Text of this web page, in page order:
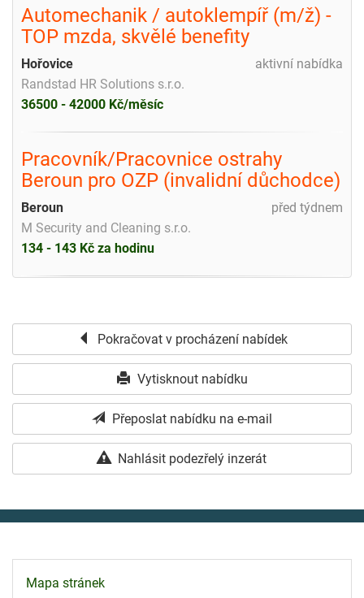
Automechanik / autoklempíř (m/ž) -
TOP mzda, skvělé benefity
aktivní nabídka
Hořovice
Randstad HR Solutions s.r.o.
36500 - 42000 Kč/měsíc
Pracovník/Pracovnice ostrahy
Beroun pro OZP (invalidní důchodce)
před týdnem
Beroun
M Security and Cleaning s.r.o.
134 - 143 Kč za hodinu
Pokračovat v procházení nabídek
Vytisknout nabídku
Přeposlat nabídku na e-mail
Nahlásit podezřelý inzerát
Mapa stránek